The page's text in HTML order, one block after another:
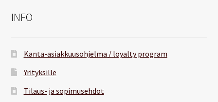
INFO
Kanta-asiakkuusohjelma / loyalty program
Yrityksille
Tilaus- ja sopimusehdot